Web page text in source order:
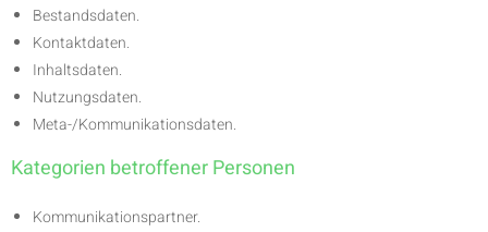
Bestandsdaten.
Kontaktdaten.
Inhaltsdaten.
Nutzungsdaten.
Meta-/Kommunikationsdaten.
Kategorien betroffener Personen
Kommunikationspartner.